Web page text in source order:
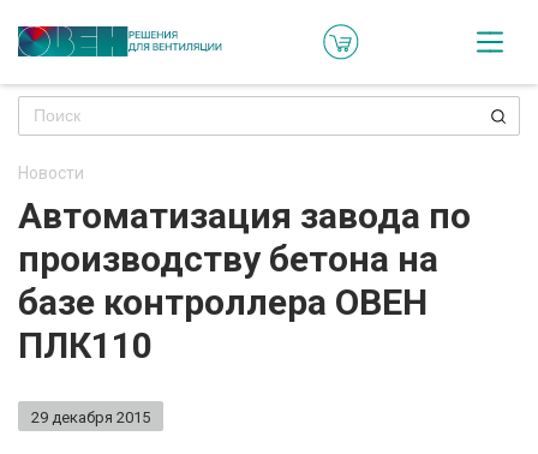
Новости
Автоматизация завода по
производству бетона на
базе контроллера ОВЕН
ПЛК110
29 декабря 2015